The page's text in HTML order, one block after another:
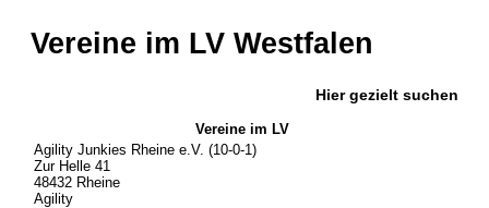
Vereine im LV Westfalen
Hier gezielt suchen
Vereine im LV
Agility Junkies Rheine e.V. (10-0-1)
Zur Helle 41
48432 Rheine
Agility